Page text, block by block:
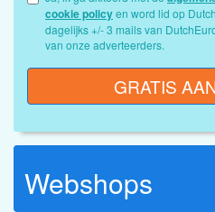
cookie policy
dagelijks +/- 3 mails van DutchEuro met commerciële aanbiedingen
van onze adverteerders.
GRATIS
Webshops